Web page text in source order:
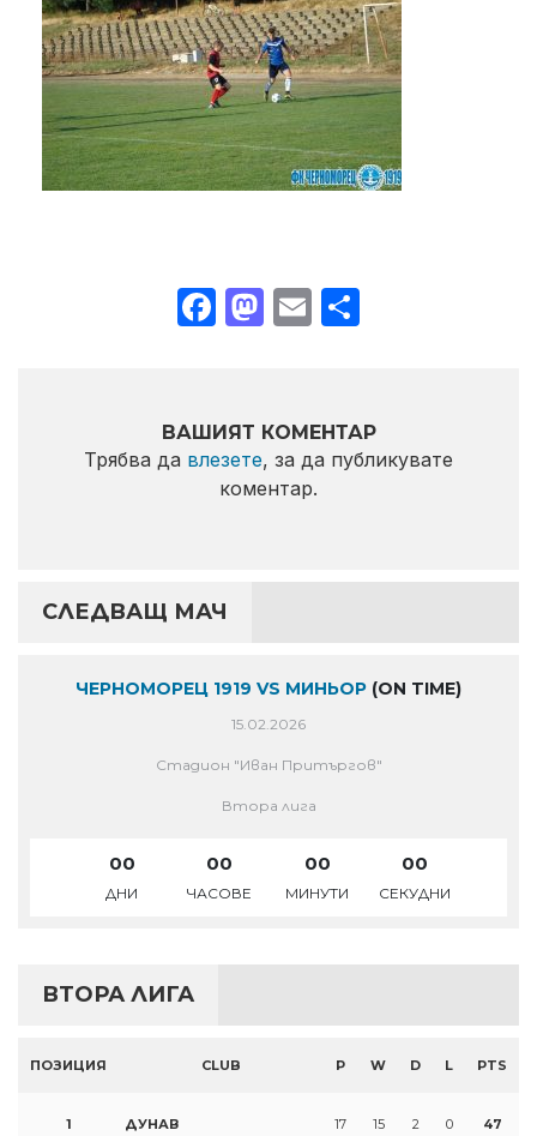
Facebook
Mastodon
Email
ВАШИЯТ КОМЕНТАР
Трябва да влезете, за да публикувате
коментар.
СЛЕДВАЩ МАЧ
ЧЕРНОМОРЕЦ 1919 VS МИНЬОР (ON TIME)
15.02.2026
Стадион "Иван Притъргов"
Втора лига
00
ДНИ
00
ЧАСОВЕ
00
МИНУТИ
00
СЕКУДНИ
ВТОРА ЛИГА
ПОЗИЦИЯ CLUB P W D L PTS
1 ДУНАВ 17 15 2 0 47